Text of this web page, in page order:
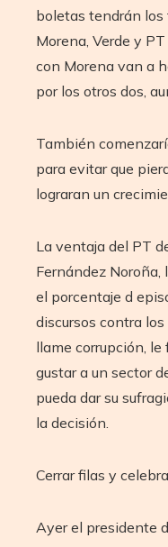
boletas tendrán los
Morena, Verde y
con Morena van a
por los otros dos,
También
para evitar que
lograran un
La ventaja del PT
Fernández Noroña,
el porcentaje d
discursos contra
llame corrupción,
gustar a un sector
pueda dar su
la decisión.
Cerrar filas y
Ayer el presidente